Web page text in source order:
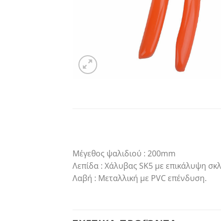
Μέγεθος ψαλιδιού : 200mm
Λεπίδα : Χάλυβας SK5 με επικάλυψη
Λαβή : Μεταλλική με PVC επένδυση.